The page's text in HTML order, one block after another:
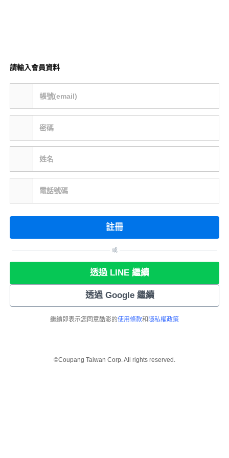
請輸入會員資料
帳號(email)
密碼
姓名
電話號碼
註冊
或
透過 LINE 繼續
透過 Google 繼續
繼續即表示您同意酷澎的使用條款和 隱私權政策
©Coupang Taiwan Corp. All rights reserved.